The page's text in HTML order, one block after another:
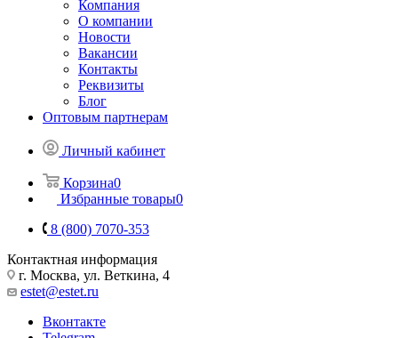
Компания
О компании
Новости
Вакансии
Контакты
Реквизиты
Блог
Оптовым партнерам
Личный кабинет
Корзина0
Избранные товары0
8 (800) 7070-353
Контактная информация
г. Москва, ул. Веткина, 4
estet@estet.ru
Вконтакте